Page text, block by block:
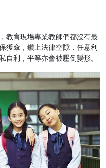
教育現場專業教師們都沒有最
獲傘，鑽上法律空隙，任意利
自利，平等亦會被壓倒變形。